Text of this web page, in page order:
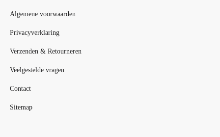
Algemene voorwaarden
Privacyverklaring
Verzenden & Retourneren
Veelgestelde vragen
Contact
Sitemap